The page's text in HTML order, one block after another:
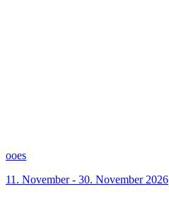
ooes
11. November - 30. November 2026